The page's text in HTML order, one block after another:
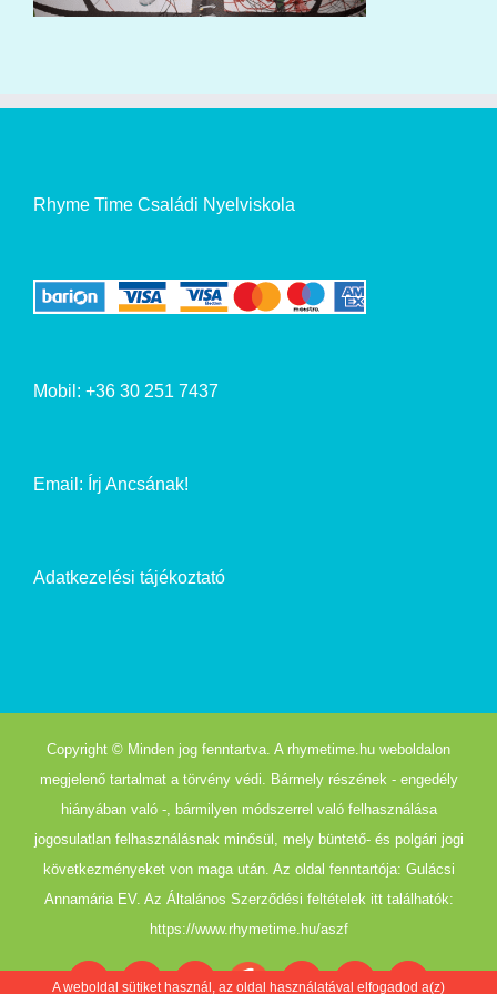
Rhyme Time Családi Nyelviskola
Mobil: +36 30 251 7437
Email: Írj Ancsának!
Adatkezelési tájékoztató
Copyright © Minden jog fenntartva. A rhymetime.hu weboldalon
megjelenő tartalmat a törvény védi. Bármely részének - engedély
hiányában való -, bármilyen módszerrel való felhasználása
jogosulatlan felhasználásnak minősül, mely büntető- és polgári jogi
következményeket von maga után. Az oldal fenntartója: Gulácsi
Annamária EV. Az Általános Szerződési feltételek itt találhatók:
https://www.rhymetime.hu/aszf
BoofairyAdventHalloween Akció FacebookLogin
A weboldal sütiket használ, az oldal használatával elfogadod a(z)